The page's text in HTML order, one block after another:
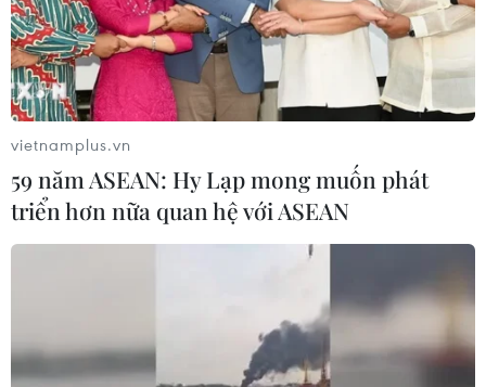
vietnamplus.vn
59 năm ASEAN: Hy Lạp mong muốn phát
triển hơn nữa quan hệ với ASEAN